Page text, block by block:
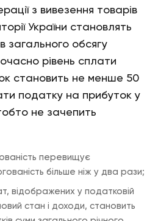
з вивезення товарів
України становлять
загального обсягу
рівень сплати
становить не менше 50
податку на прибуток у
не зачепить
перевищує
більше ніж у два рази;
відображених у податковій
стан і доходи, становить